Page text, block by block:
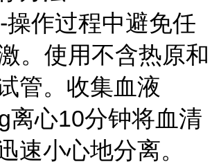
操作过程中避免任
。使用不含热原和
管。收集血液
离心10分钟将血清
速小心地分离。